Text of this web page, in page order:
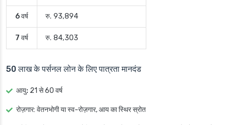
6 वर्ष रु. 93,894
7 वर्ष रु. 84,303
50 लाख के पर्सनल लोन के लिए पात्रता मानदंड
आयु: 21 से 60 वर्ष
रोज़गार: वेतनभोगी या स्व-रोज़गार, आय का स्थिर स्रोत